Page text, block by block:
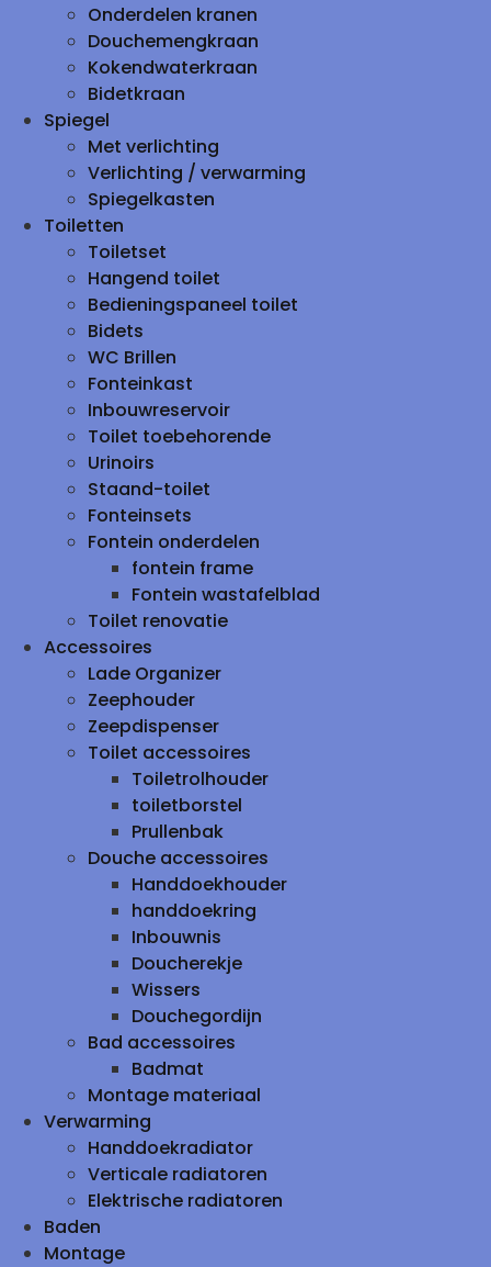
Onderdelen kranen
Douchemengkraan
Kokendwaterkraan
Bidetkraan
Spiegel
Met verlichting
Verlichting / verwarming
Spiegelkasten
Toiletten
Toiletset
Hangend toilet
Bedieningspaneel toilet
Bidets
WC Brillen
Fonteinkast
Inbouwreservoir
Toilet toebehorende
Urinoirs
Staand-toilet
Fonteinsets
Fontein onderdelen
fontein frame
Fontein wastafelblad
Toilet renovatie
Accessoires
Lade Organizer
Zeephouder
Zeepdispenser
Toilet accessoires
Toiletrolhouder
toiletborstel
Prullenbak
Douche accessoires
Handdoekhouder
handdoekring
Inbouwnis
Doucherekje
Wissers
Douchegordijn
Bad accessoires
Badmat
Montage materiaal
Verwarming
Handdoekradiator
Verticale radiatoren
Elektrische radiatoren
Baden
Montage